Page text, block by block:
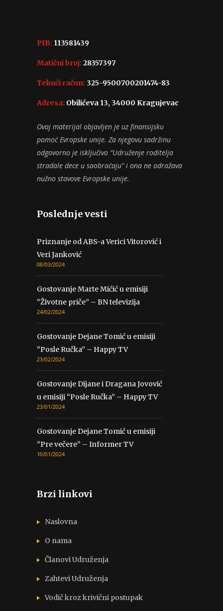
PIB: 113581439
Matični broj: 28357397
Tekući račun: 325-9500700201474-83
Adresa: Obilićeva 13, 34000 Kragujevac
Ovaj materijal objavljen je uz finansijsku
pomoć Evropske unije. Za njegovu sadržinu
odgovorno je isključivo “Udruženje roditelja
stradale dece u saobraćaju” i ona ne odražava
nužno stavove Evropske unije.
Poslednje vesti
Priznanje od ABS-a Verici Vitorović i
Veri Janković
08/03/2024
Gostovanje Marte Mićić u emisiji
“Životne priče” – BN televizija
24/02/2024
Gostovanje Dejane Tomić u emisiji
“Posle Ručka” – Happy TV
23/02/2024
Gostovanje Dijane i Dragana Jovović
u emisiji “Posle Ručka” – Happy TV
23/01/2024
Gostovanje Dejane Tomić u emisiji
“Pre večere” – Informer TV
10/01/2024
Brzi linkovi
Naslovna
O nama
Članovi Udruženja
Zahtevi Udruženja
Vodič kroz krivični postupak